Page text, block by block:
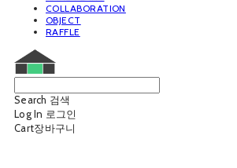
COLLABORATION
OBJECT
RAFFLE
Search 검색
Log In 로그인
Cart장바구니